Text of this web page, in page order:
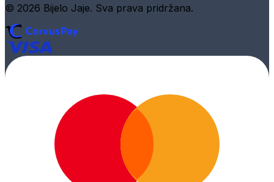
© 2026 Bijelo Jaje. Sva prava pridržana.